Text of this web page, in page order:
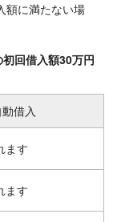
額に満たない場
回借入額30万円
借入
ます
ます